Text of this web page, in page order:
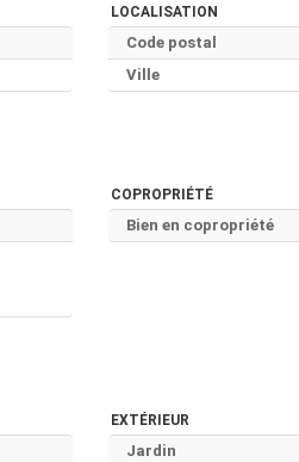
LOCALISATION
Code postal
Ville
COPROPRIÉTÉ
Bien en copropriété
EXTÉRIEUR
Jardin